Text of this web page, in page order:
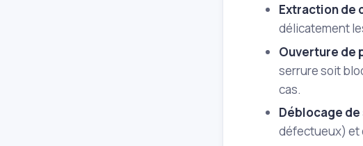
Extraction de
délicatement
Ouverture de
serrure soit
cas.
Déblocage
défectueux) et